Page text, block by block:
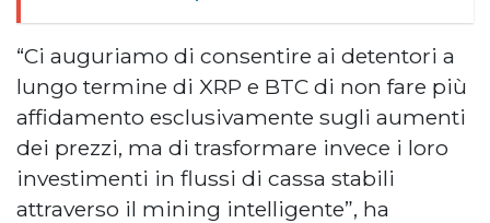
“Ci auguriamo di consentire ai detentori a
lungo termine di XRP e BTC di non fare più
affidamento esclusivamente sugli aumenti
dei prezzi, ma di trasformare invece i loro
investimenti in flussi di cassa stabili
attraverso il mining intelligente”, ha